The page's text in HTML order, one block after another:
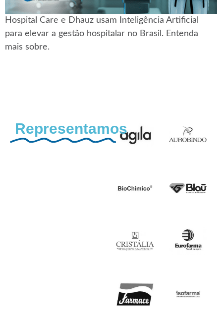
Hospital Care e Dhauz usam Inteligência Artificial
para elevar a gestão hospitalar no Brasil. Entenda
mais sobre.
Representamos